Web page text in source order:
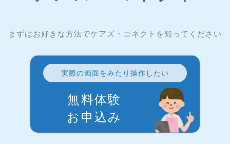
まずはお好きな方法でケアズ・コネクトを知ってください
実際の画面をみたり操作したい
無料体験
お申込み